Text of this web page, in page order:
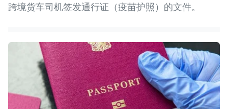
跨境货车司机签发通行证（疫苗护照）的文件。